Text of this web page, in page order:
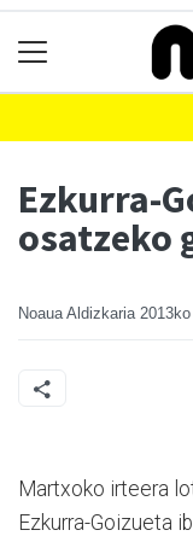
Ezkurra-
osatzeko
Noaua Aldizkaria
Martxoko irteera
Ezkurra-Goizueta